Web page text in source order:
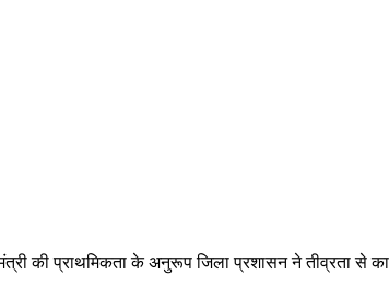
की प्राथमिकता के अनुरूप जिला प्रशासन ने तीव्रता से